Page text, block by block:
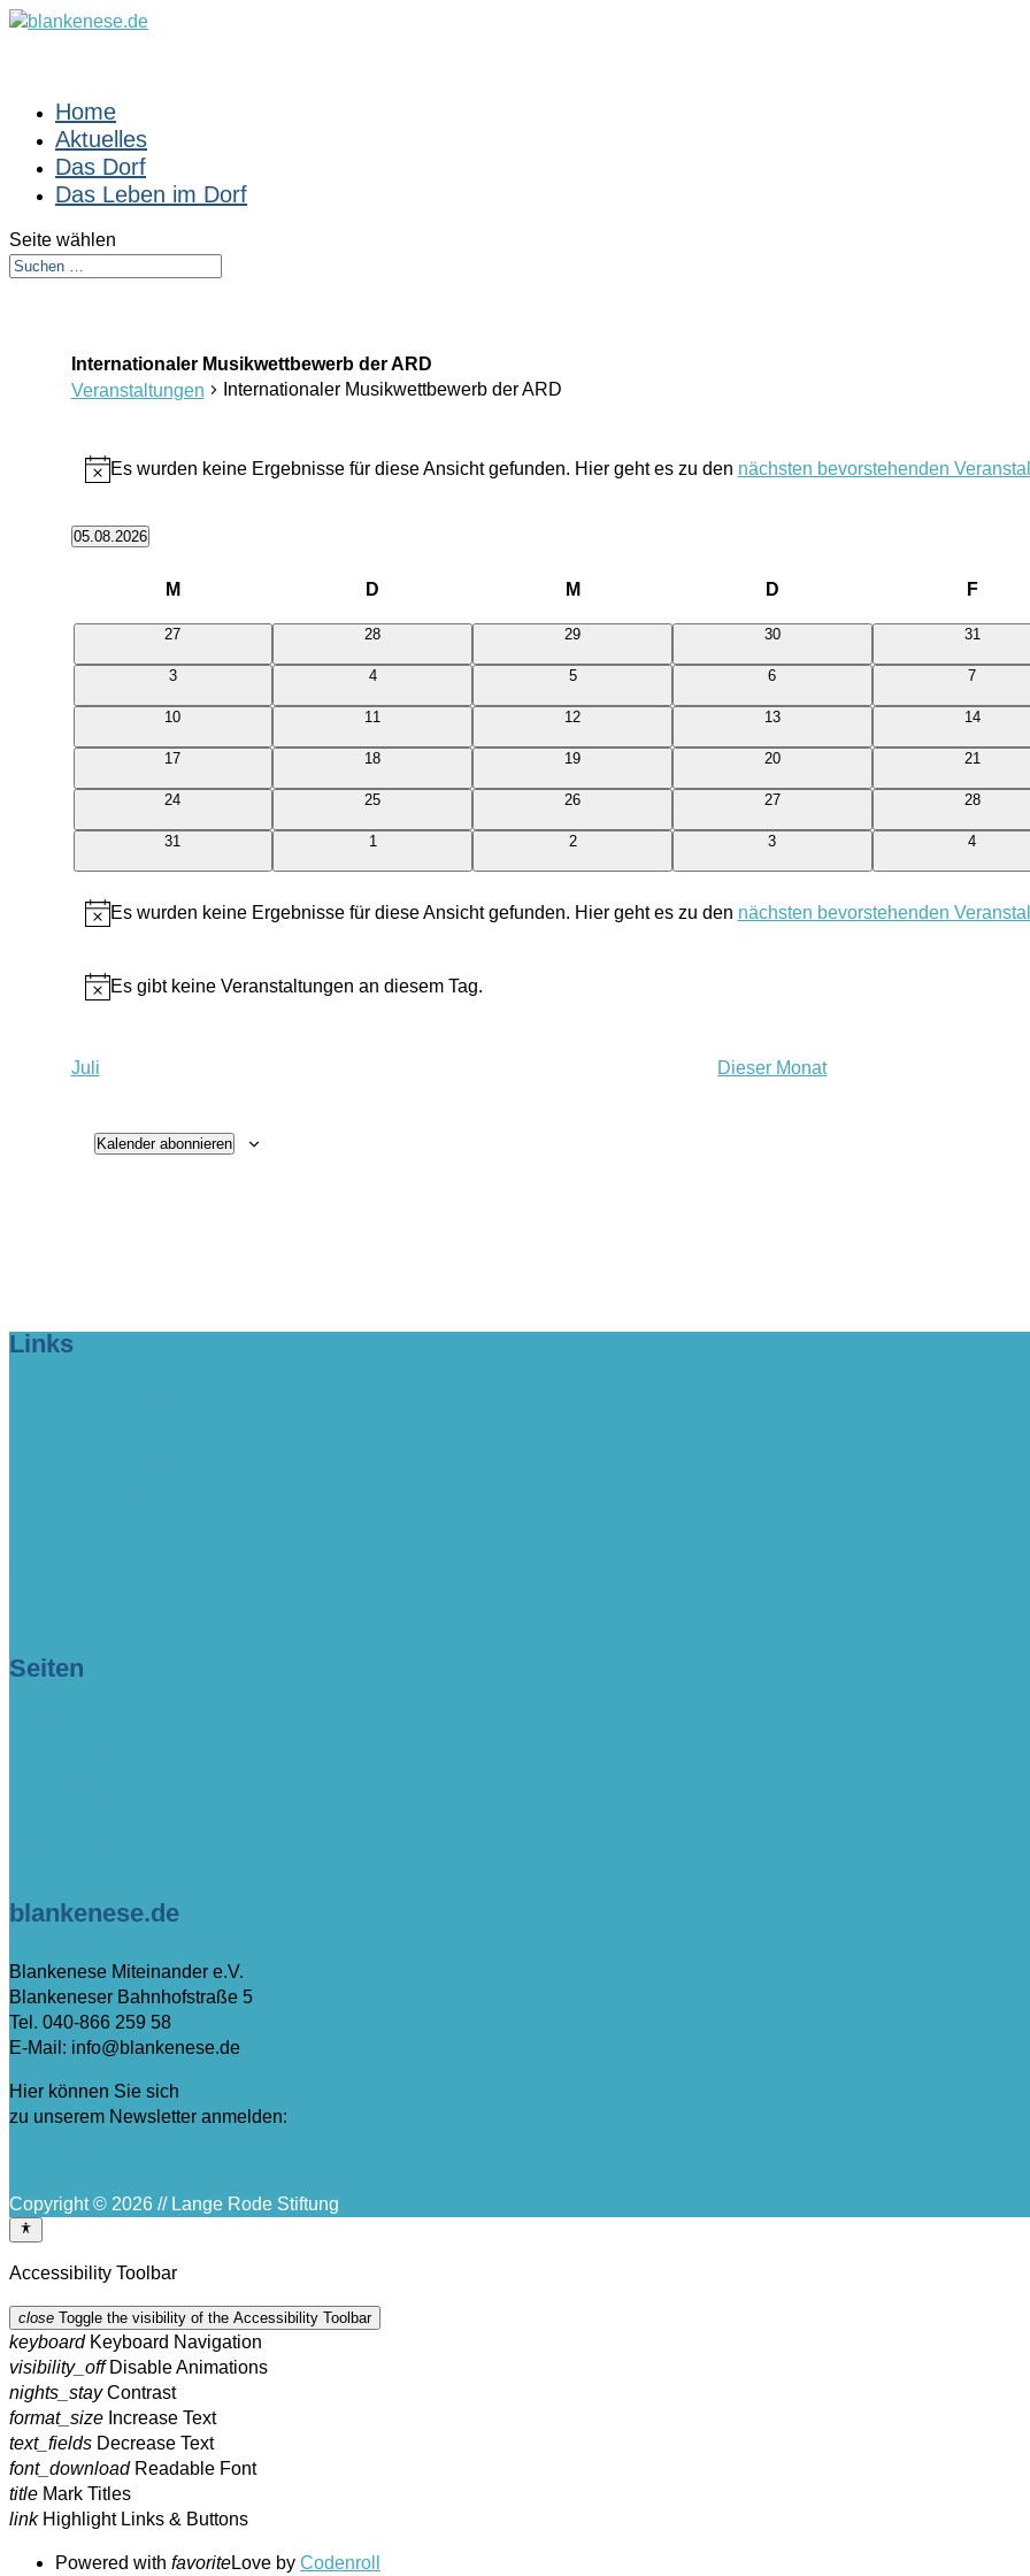
Home
Aktuelles
Das Dorf
Das Leben im Dorf
Seite wählen
Internationaler Musikwettbewerb der ARD
Veranstaltungen
Internationaler Musikwettbewerb der ARD
Hinweis
Es wurden keine Ergebnisse für diese Ansicht gefunden. Hier geht es zu den nächsten bevorstehenden
05.08.2026
Kalender
Veranstaltungen
M D M D F
0
27
0
28
0
29
0
30
0
31
0
3
0
4
0
5
0
6
0
7
010
011
012
013
014
017
018
019
0
20
0
21
0
24
0
25
0
26
0
27
0
28
0
31
01
0
2
0
3
0
4
Hinweis
Es wurden keine Ergebnisse für diese Ansicht gefunden. Hier geht es zu den nächsten bevorstehenden
Hinweis
Es gibt keine Veranstaltungen an diesem Tag.
Juli Dieser Monat
Kalender abonnieren
Links
Seiten
blankenese.de
Blankenese Miteinander e.V.
Blankeneser Bahnhofstraße 5
Tel. 040-866 259 58
E-Mail: info@blankenese.de
Hier können Sie sich
zu unserem Newsletter anmelden:
Copyright © 2026 // Lange Rode Stiftung
Accessibility Toolbar
close Toggle the visibility of the Accessibility Toolbar
keyboard Keyboard Navigation
visibility_off Disable Animations
nights_stay Contrast
format_size Increase Text
text_fields Decrease Text
font_download Readable Font
title Mark Titles
link Highlight Links & Buttons
Powered with favoriteLove by Codenroll